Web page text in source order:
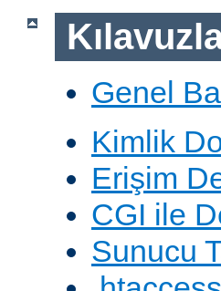
Genel
Kimlik
Erişim
CGI ile
Sunucu